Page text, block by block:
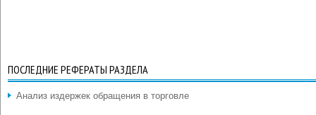
ПОСЛЕДНИЕ РЕФЕРАТЫ РАЗДЕЛА
Анализ издержек обращения в торговле